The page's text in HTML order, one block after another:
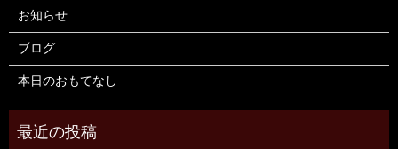
お知らせ
ブログ
本日のおもてなし